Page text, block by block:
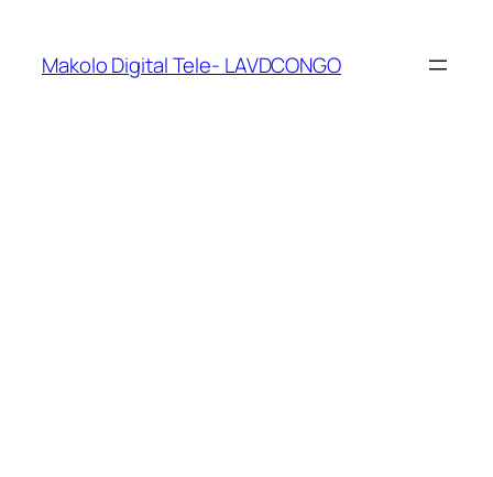
Makolo Digital Tele- LAVDCONGO